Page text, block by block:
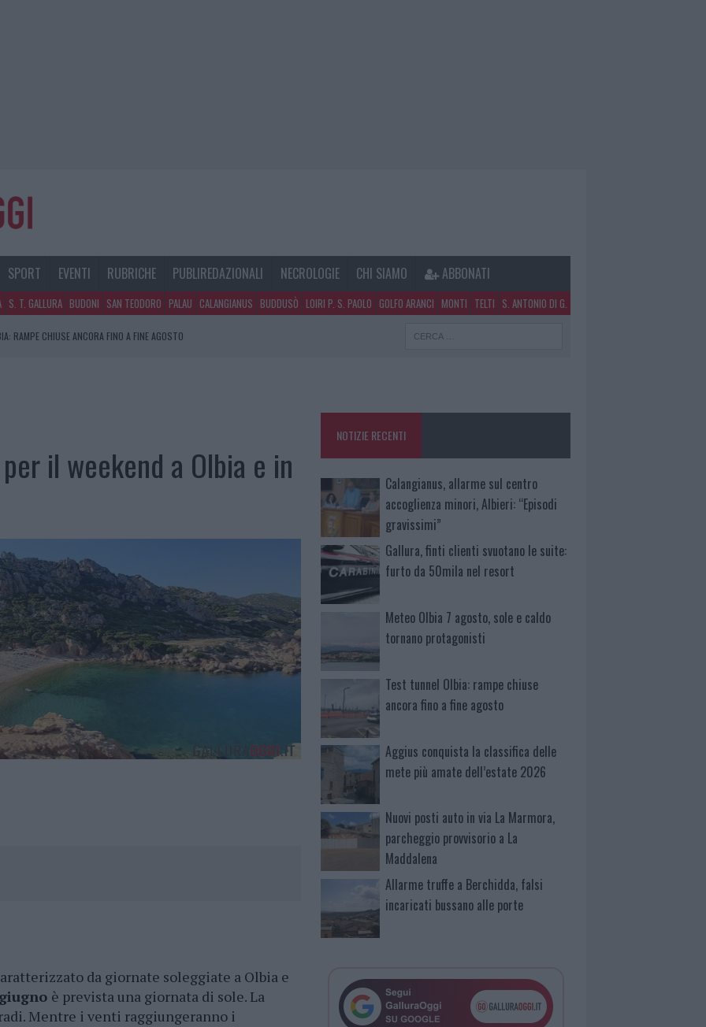
SPORT EVENTI RUBRICHE PUBLIREDAZIONALI NECROLOGIE CHI SIAMO ABBONATI
S. T. GALLURA BUDONI SAN TEODORO PALAU CALANGIANUS BUDDUSÒ LOIRI P. S. PAOLO GOLFO ARANCI MONTI TELTI S. ANTONIO DI G.
LA CLASSIFICA DELLE METE PIÙ AMATE DELL’ESTATE 2026
il weekend a Olbia e in
da giornate soleggiate a Olbia e
è prevista una giornata di sole. La
Mentre i venti raggiungeranno i
NOTIZIE RECENTI
Calangianus, allarme sul centro
accoglienza minori, Albieri: “Episodi
gravissimi”
Gallura, finti clienti svuotano le suite:
furto da 50mila nel resort
Meteo Olbia 7 agosto, sole e caldo
tornano protagonisti
Test tunnel Olbia: rampe chiuse
ancora fino a fine agosto
Aggius conquista la classifica delle
mete più amate dell’estate 2026
Nuovi posti auto in via La Marmora,
parcheggio provvisorio a La
Maddalena
Allarme truffe a Berchidda, falsi
incaricati bussano alle porte